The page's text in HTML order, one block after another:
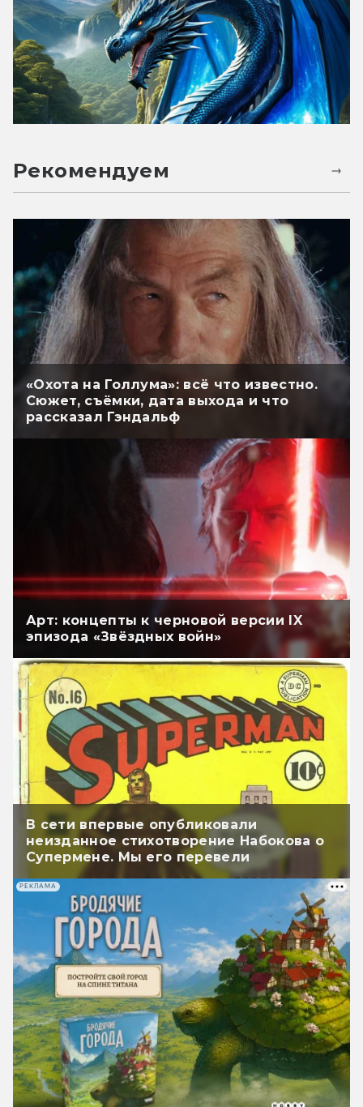
Рекомендуем
«Охота на Голлума»: всё что известно.
Сюжет, съёмки, дата выхода и что
рассказал Гэндальф
Арт: концепты к черновой версии IX
эпизода «Звёздных войн»
В сети впервые опубликовали
неизданное стихотворение Набокова о
Супермене. Мы его перевели
РЕКЛАМА